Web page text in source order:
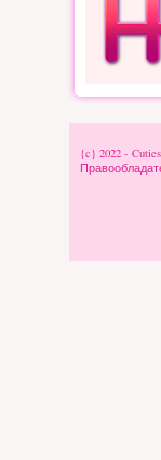
{c} 2022 -